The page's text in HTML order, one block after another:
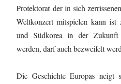
Protektorat der in sich
Weltkonzert mitspielen kann ist
und Südkorea in der
werden, darf auch bezweifelt
Die Geschichte Europas